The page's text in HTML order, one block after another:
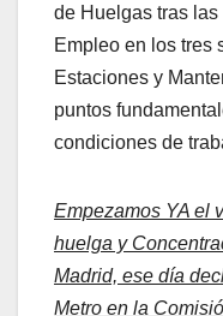
de Huelgas tras
Empleo en los tres
Estaciones y
puntos
condiciones de
Empezamos YA el
huelga y
Madrid, ese día
Metro en la